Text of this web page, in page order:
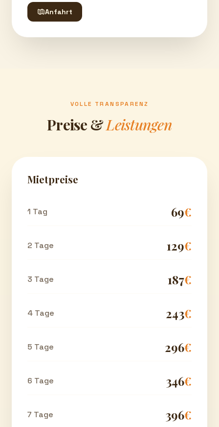
Anfahrt
VOLLE TRANSPARENZ
Preise &Leistungen
Mietpreise
1 Tag 69€
2 Tage 129€
3 Tage 187€
4 Tage 243€
5 Tage 296€
6 Tage 346€
7 Tage 396€